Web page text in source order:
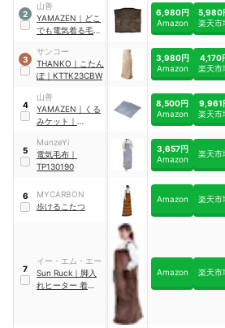
2
山善
YAMAZEN ｜ どこ
でも電気着る毛布
6,980円
Amazon
5,980
楽天市
3
サンコー
THANKO ｜ こたん
ぽ｜ KTTK23CBW
3,980円
Amazon
4,170
楽天市
4
山善
YAMAZEN ｜ くる
みケット ｜
8,500円
Amazon
9,961
楽天市
5
MunzeYi
電気毛布 ｜
TP130190
3,657円
Amazon
楽天市
6
MYCARBON
歩けるこたつ
Amazon 楽天市
7
イー・エム・エー
Sun Ruck ｜ 脚入
れヒーター 着るだ
Amazon 楽天市